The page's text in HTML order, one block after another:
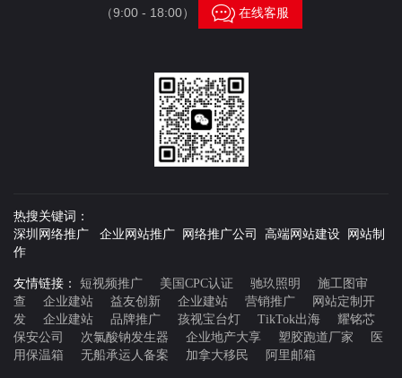
（9:00 - 18:00） 在线客服
热搜关键词：
深圳网络推广 企业网站推广 网络推广公司 高端网站建设 网站制
作
友情链接： 短视频推广 美国CPC认证 驰玖照明
施工图审
查
企业建站 益友创新 企业建站 营销推广
网站定制开
发
企业建站 品牌推广 孩视宝台灯 TikTok出海
耀铭芯
保安公司
次氯酸钠发生器 企业地产大享 塑胶跑道厂家
医
用保温箱
无船承运人备案 加拿大移民 阿里邮箱